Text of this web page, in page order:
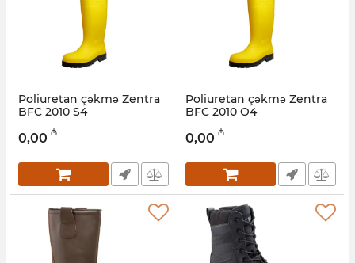
Poliuretan çəkmə Zentra
BFC 2010 S4
034001002
0,00 ₼
Poliuretan çəkmə Zentra
BFC 2010 O4
034001001
0,00 ₼